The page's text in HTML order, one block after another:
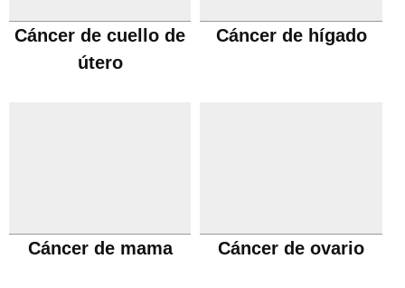
Cáncer de cuello de
útero
Cáncer de hígado
Cáncer de mama Cáncer de ovario